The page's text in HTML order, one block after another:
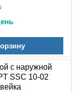
с наружной
SSC 10-02